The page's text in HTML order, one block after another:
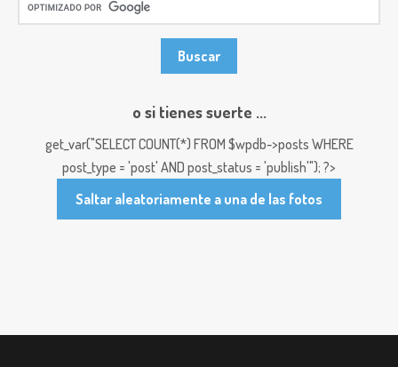
o si tienes suerte ...
get_var("SELECT COUNT(*) FROM $wpdb->posts WHERE
post_type = 'post' AND post_status = 'publish'"); ?>
Saltar aleatoriamente a una de las fotos